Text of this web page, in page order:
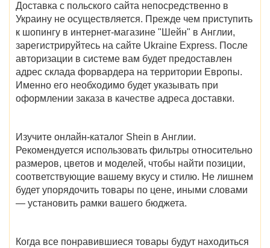
Доставка с польского сайта непосредственно в
Украину не осуществляется. Прежде чем приступить
к шопингу в интернет-магазине "Шейн" в Англии,
зарегистрируйтесь на сайте Ukraine Express. После
авторизации в системе вам будет предоставлен
адрес склада форвардера на территории Европы.
Именно его необходимо будет указывать при
оформлении заказа в качестве адреса доставки.
Изучите онлайн-каталог Shein в Англии.
Рекомендуется использовать фильтры относительно
размеров, цветов и моделей, чтобы найти позиции,
соответствующие вашему вкусу и стилю. Не лишнем
будет упорядочить товары по цене, иными словами
— установить рамки вашего бюджета.
Когда все понравившиеся товары будут находиться